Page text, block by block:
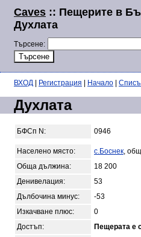
Caves :: Пещерите в
Духлата
Търсене:
ВХОД Регистрация Начало
Духлата
БФСп N: 0946
Населено място: с.Боснек,
Обща дължина:
18 200
Денивелация:
53
Дълбочина минус:
-53
Изкачване плюс:
0
Достъп:
Пещерата е